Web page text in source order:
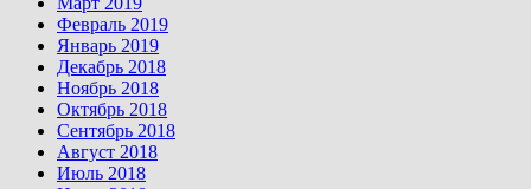
Февраль 2019
Январь 2019
Декабрь 2018
Ноябрь 2018
Октябрь 2018
Сентябрь 2018
Август 2018
Июль 2018